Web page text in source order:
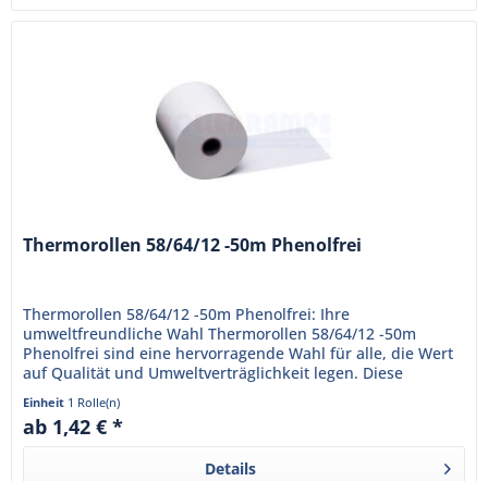
Thermorollen 58/64/12 -50m Phenolfrei
Thermorollen 58/64/12 -50m Phenolfrei: Ihre
umweltfreundliche Wahl Thermorollen 58/64/12 -50m
Phenolfrei sind eine hervorragende Wahl für alle, die Wert
auf Qualität und Umweltverträglichkeit legen. Diese
Thermorollen sind...
Einheit 1 Rolle(n)
ab 1,42 € *
Details